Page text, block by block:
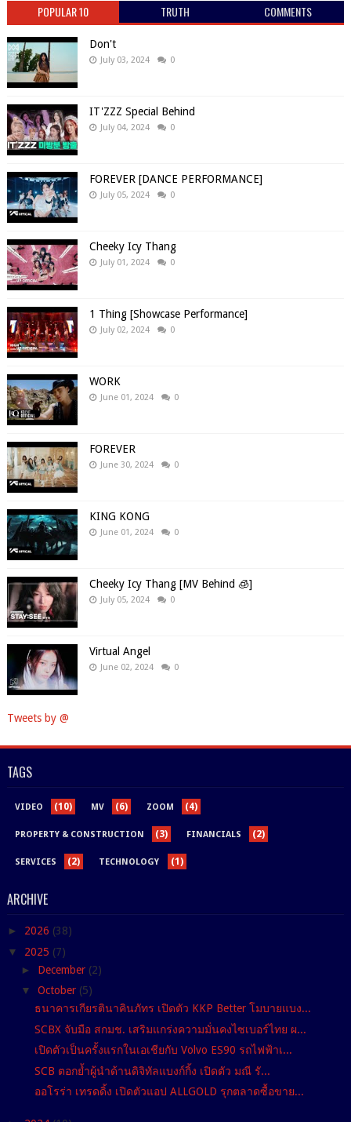
POPULAR 10 TRUTH COMMENTS
Don't
July 03, 2024 0
IT'ZZZ Special Behind
July 04, 2024 0
FOREVER [DANCE PERFORMANCE]
July 05, 2024 0
Cheeky Icy Thang
July 01, 2024 0
1 Thing [Showcase Performance]
July 02, 2024 0
WORK
June 01, 2024 0
FOREVER
June 30, 2024 0
KING KONG
June 01, 2024 0
Cheeky Icy Thang [MV Behind 🧊]
July 05, 2024 0
Virtual Angel
June 02, 2024 0
Tweets by @
TAGS
VIDEO (10) MV (6) ZOOM (4)
PROPERTY & CONSTRUCTION (3) FINANCIALS (2)
SERVICES (2) TECHNOLOGY (1)
ARCHIVE
► 2026 (38)
▼ 2025 (7)
► December (2)
▼ October (5)
ธนาคารเกียรตินาคินภัทร เปิดตัว KKP Better โมบายแบง...
SCBX จับมือ สกมช. เสริมแกร่งความมั่นคงไซเบอร์ไทย ผ...
เปิดตัวเป็นครั้งแรกในเอเชียกับ Volvo ES90 รถไฟฟ้าเ...
SCB ตอกย้ำผู้นำด้านดิจิทัลแบงก์กิ้ง เปิดตัว มณี รั...
ออโรร่า เทรดดิ้ง เปิดตัวแอป ALLGOLD รุกตลาดซื้อขาย...